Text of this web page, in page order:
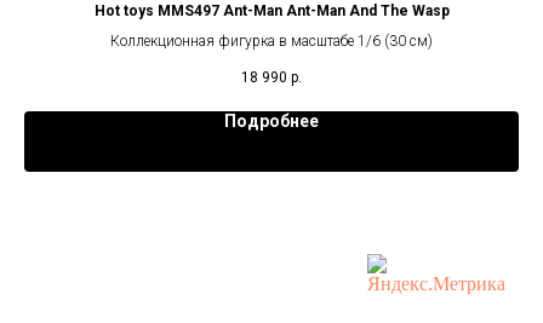
Hot toys MMS497 Ant-Man Ant-Man And The Wasp
Коллекционная фигурка в масштабе 1/6 (30 см)
18 990 р.
Подробнее